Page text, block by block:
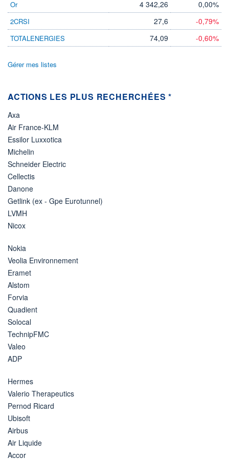
Boursobank
Or 4 342,26 0,00%
2CRSI 27,6 -0,79%
TOTALENERGIES 74,09 -0,60%
Gérer mes listes
ACTIONS LES PLUS RECHERCHÉES *
Axa
Air France-KLM
Essilor Luxxotica
Michelin
Schneider Electric
Cellectis
Danone
Getlink (ex - Gpe Eurotunnel)
LVMH
Nicox
Nokia
Veolia Environnement
Eramet
Alstom
Forvia
Quadient
Solocal
TechnipFMC
Valeo
ADP
Hermes
Valerio Therapeutics
Pernod Ricard
Ubisoft
Airbus
Air Liquide
Accor